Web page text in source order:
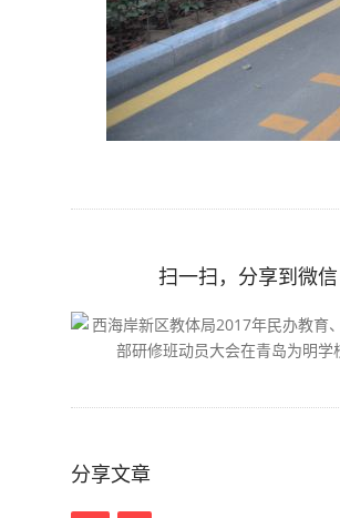
扫一扫，分享到微信
分享文章